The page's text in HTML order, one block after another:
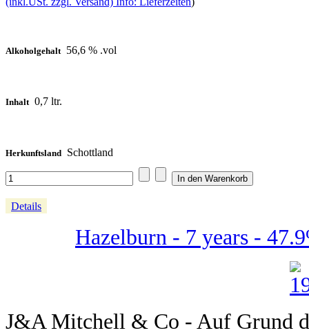
Alkoholgehalt 56,6 % .vol
Inhalt 0,7 ltr.
Herkunftsland Schottland
Details
Hazelburn - 7 years -
J&A Mitchell & Co - Auf Grund